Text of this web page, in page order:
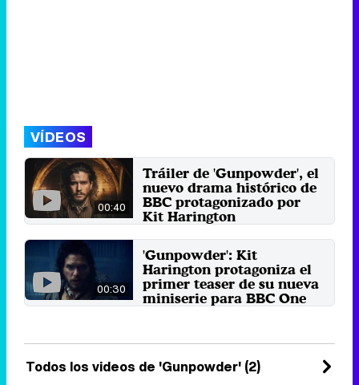
VÍDEOS
00:40
Tráiler de 'Gunpowder', el
nuevo drama histórico de
BBC protagonizado por
Kit Harington
en Londres. ¿Quién era ...
2 de noviembre 2017
00:30
'Gunpowder': Kit
Harington protagoniza el
primer teaser de su nueva
miniserie para BBC One
Todos los videos de 'Gunpowder' (2)